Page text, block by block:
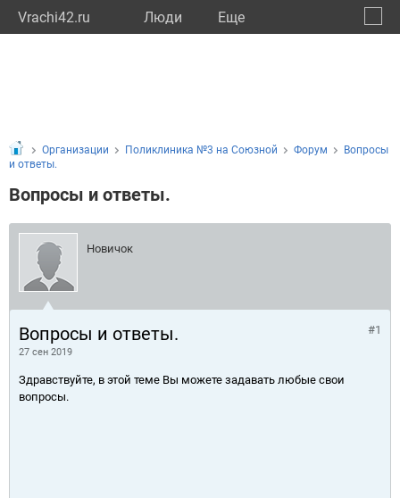
Vrachi42.ru Люди Eще
Организации Поликлиника №3 на Союзной Форум
Вопросы
и ответы.
Вопросы и ответы.
Новичок
Вопросы и ответы.
27 сен 2019
#1
Здравствуйте, в этой теме Вы можете задавать любые свои
вопросы.